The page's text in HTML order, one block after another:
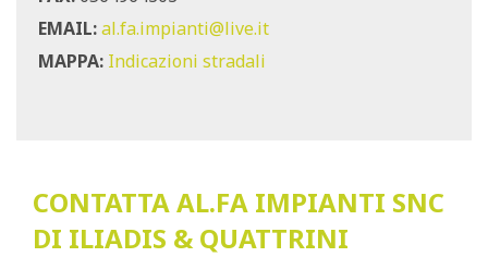
EMAIL:al.fa.impianti@live.it
MAPPA: Indicazioni stradali
CONTATTA AL.FA IMPIANTI SNC
DI ILIADIS & QUATTRINI